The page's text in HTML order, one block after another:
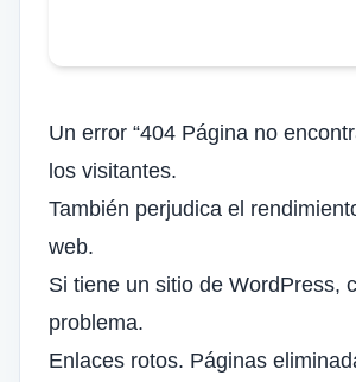
Un error “404 Página no
los visitantes.
También perjudica el
web.
Si tiene un sitio de WordPress,
problema.
Enlaces rotos. Páginas